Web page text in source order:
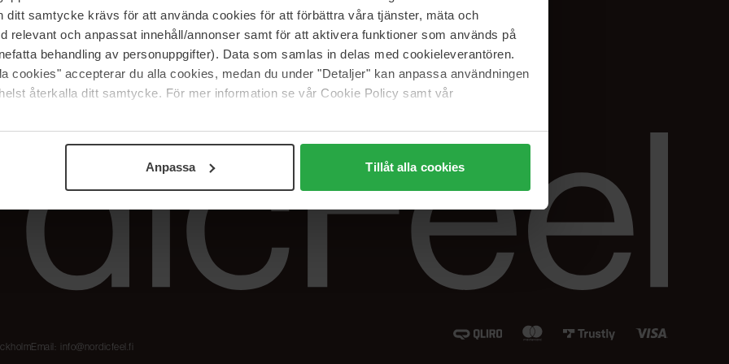
ditt samtycke krävs för att använda cookies för att förbättra våra tjänster, mäta och
relevant och anpassat innehåll/annonser samt för att aktivera funktioner som används på
behandling av personuppgifter). Data som samlas in delas med cookieleverantören.
cookies" accepterar du alla cookies, medan du under "Detaljer" kan anpassa användningen
återkalla ditt samtycke. För mer information se vår Cookie Policy samt vår
Anpassa Tillåt alla cookies
The Beauty Edit
Työskentele
NordicFeel Groupissa
reklamaatiot
Facebook
LinkedIn
Email: info@nordicfeel.fi